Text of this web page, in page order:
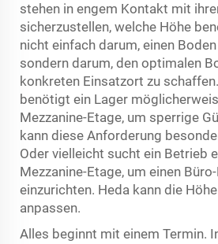
stehen in engem Kontakt mit
sicherzustellen, welche Höhe
nicht einfach darum, einen
sondern darum, den optimalen
konkreten Einsatzort zu
benötigt ein Lager
Mezzanine-Etage, um sperrige
kann diese Anforderung
Oder vielleicht sucht ein Betrieb
Mezzanine-Etage, um einen
einzurichten. Heda kann die
anpassen.
Alles beginnt mit einem Termin.